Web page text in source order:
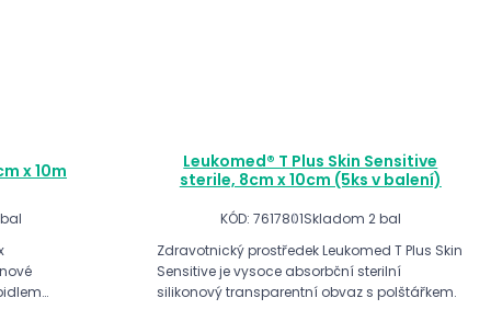
x 10m
Leukomed® T Plus Skin Sensitive
sterile, 8cm x 10cm (5ks v balení)
KÓD: 7617801Skladom 2 bal
Zdravotnický prostředek Leukomed T Plus Skin
Sensitive je vysoce absorbční sterilní
silikonový transparentní obvaz s polštářkem.